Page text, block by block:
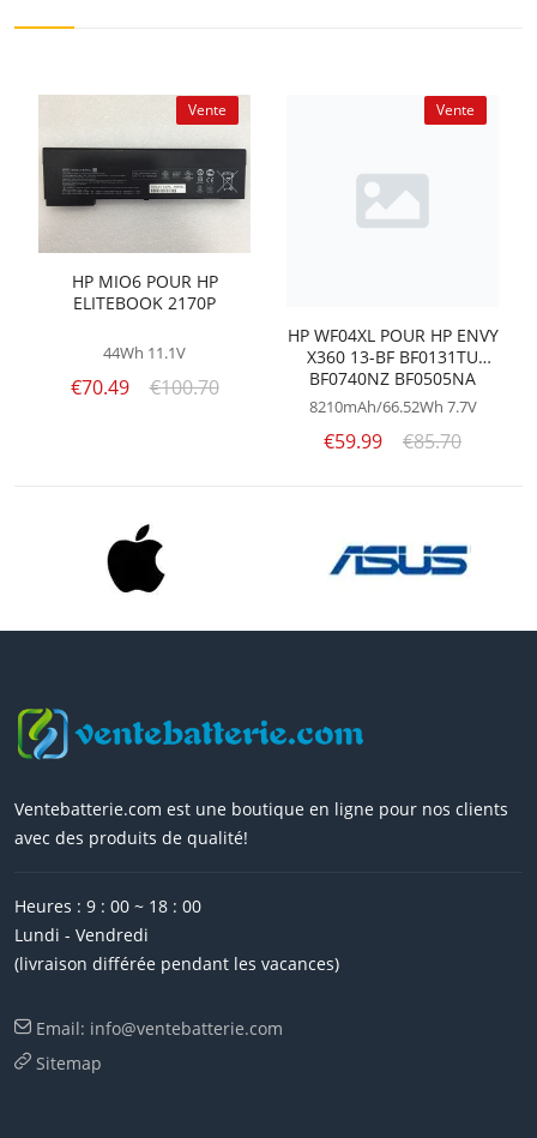
Vente
HP MIO6 POUR HP
ELITEBOOK 2170P
44Wh 11.1V
€70.49 €100.70
Vente
HP WF04XL POUR HP ENVY
X360 13-BF BF0131TU
BF0740NZ BF0505NA
8210mAh/66.52Wh 7.7V
€59.99 €85.70
Ventebatterie.com est une boutique en ligne pour nos clients
avec des produits de qualité!
Heures : 9 : 00 ~ 18 : 00
Lundi - Vendredi
(livraison différée pendant les vacances)
Email: info@ventebatterie.com
Sitemap